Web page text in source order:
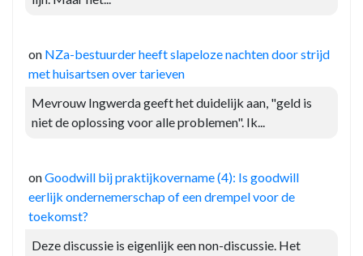
on NZa-bestuurder heeft slapeloze nachten door strijd
met huisartsen over tarieven
Mevrouw Ingwerda geeft het duidelijk aan, "geld is
niet de oplossing voor alle problemen". Ik...
onGoodwill bij praktijkovername (4): Is goodwill
eerlijk ondernemerschap of een drempel voor de
toekomst?
Deze discussie is eigenlijk een non-discussie. Het